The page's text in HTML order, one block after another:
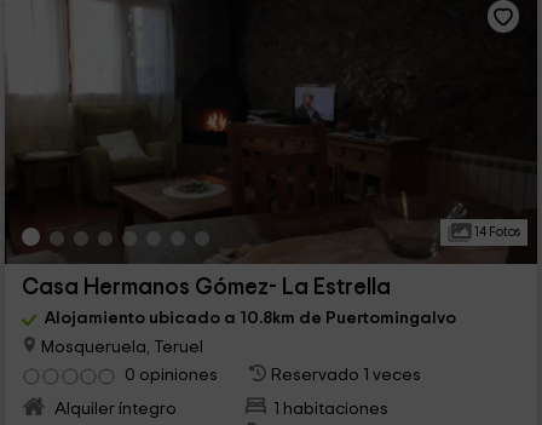
14 Fotos
Casa Hermanos Gómez- La Estrella
Alojamiento ubicado a 10.8km de Puertomingalvo
Mosqueruela, Teruel
0 opiniones
Reservado 1 veces
Alquiler íntegro
1 habitaciones